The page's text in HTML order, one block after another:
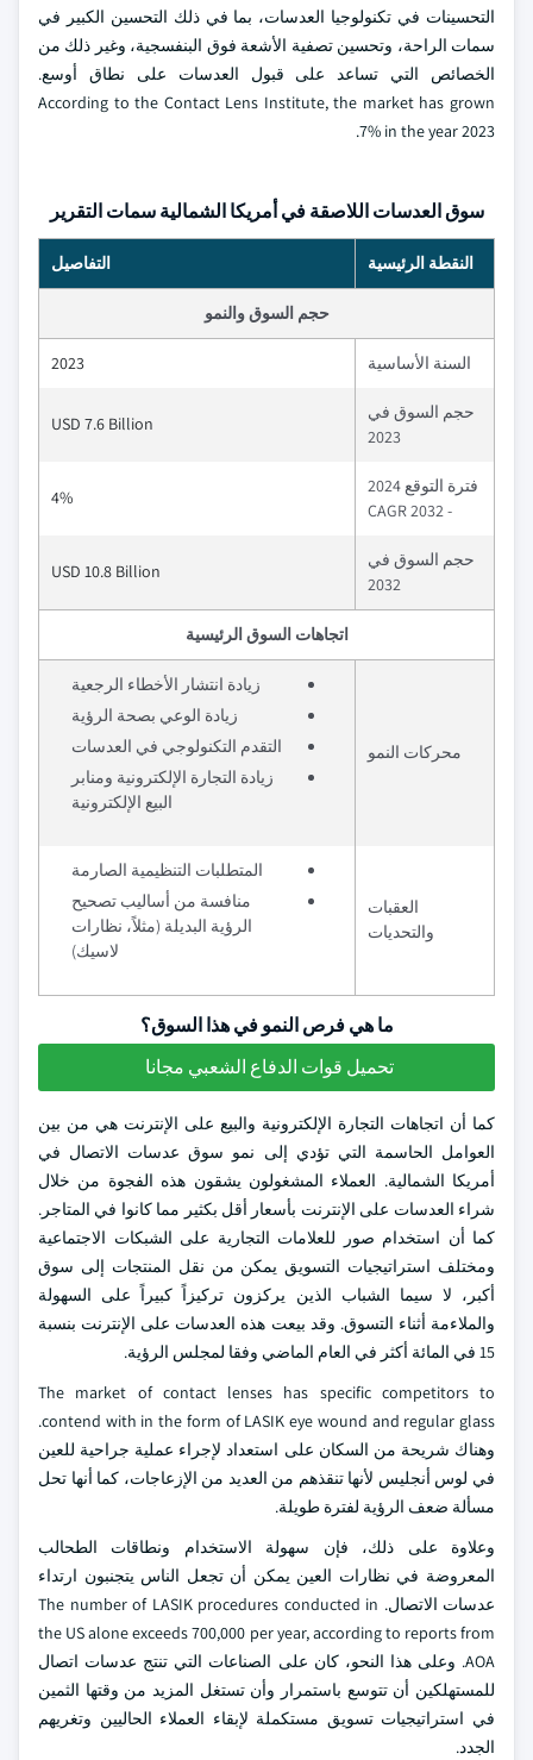
التحسينات في تكنولوجيا العدسات، بما في ذلك التحسين الكبير في
سمات الراحة، وتحسين تصفية الأشعة فوق البنفسجية، وغير ذلك من
الخصائص التي تساعد على قبول العدسات على نطاق أوسع.
According to the Contact Lens Institute, the market has grown
7% in the year 2023.
سوق العدسات اللاصقة في أمريكا الشمالية سمات التقرير
النقطة الرئيسية التفاصيل
حجم السوق والنمو
السنة الأساسية 2023
حجم السوق في
2023
USD 7.6 Billion
فترة التوقع 2024
- 2032 CAGR
4%
حجم السوق في
2032
USD 10.8 Billion
اتجاهات السوق الرئيسية
محركات النمو
زيادة انتشار الأخطاء الرجعية
زيادة الوعي بصحة الرؤية
التقدم التكنولوجي في العدسات
زيادة التجارة الإلكترونية ومنابر
البيع الإلكترونية
العقبات
والتحديات
المتطلبات التنظيمية الصارمة
منافسة من أساليب تصحيح
الرؤية البديلة (مثلاً، نظارات
لاسيك)
ما هي فرص النمو في هذا السوق؟
تحميل قوات الدفاع الشعبي مجانا
كما أن اتجاهات التجارة الإلكترونية والبيع على الإنترنت هي من بين
العوامل الحاسمة التي تؤدي إلى نمو سوق عدسات الاتصال في
أمريكا الشمالية. العملاء المشغولون يشقون هذه الفجوة من خلال
شراء العدسات على الإنترنت بأسعار أقل بكثير مما كانوا في المتاجر.
كما أن استخدام صور للعلامات التجارية على الشبكات الاجتماعية
ومختلف استراتيجيات التسويق يمكن من نقل المنتجات إلى سوق
أكبر، لا سيما الشباب الذين يركزون تركيزاً كبيراً على السهولة
والملاءمة أثناء التسوق. وقد بيعت هذه العدسات على الإنترنت بنسبة
15 في المائة أكثر في العام الماضي وفقا لمجلس الرؤية.
The market of contact lenses has specific competitors to
contend with in the form of LASIK eye wound and regular glass.
وهناك شريحة من السكان على استعداد لإجراء عملية جراحية للعين
في لوس أنجليس لأنها تنقذهم من العديد من الإزعاجات، كما أنها تحل
مسألة ضعف الرؤية لفترة طويلة.
وعلاوة على ذلك، فإن سهولة الاستخدام ونطاقات الطحالب
المعروضة في نظارات العين يمكن أن تجعل الناس يتجنبون ارتداء
عدسات الاتصال. The number of LASIK procedures conducted in
the US alone exceeds 700,000 per year, according to reports from
AOA. وعلى هذا النحو، كان على الصناعات التي تنتج عدسات اتصال
للمستهلكين أن تتوسع باستمرار وأن تستغل المزيد من وقتها الثمين
في استراتيجيات تسويق مستكملة لإبقاء العملاء الحاليين وتغريهم
الجدد.